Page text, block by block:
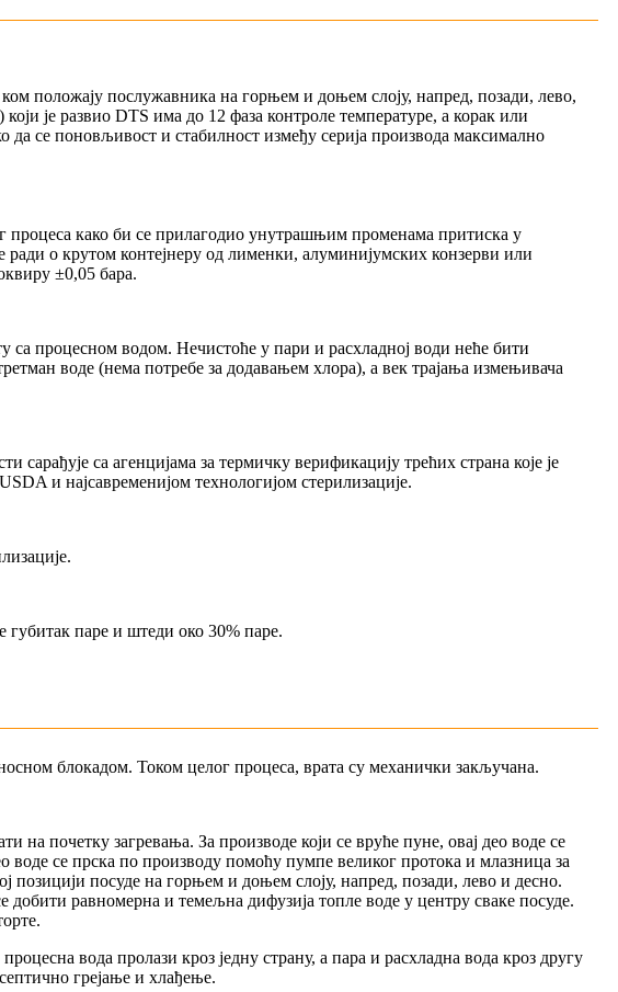
положају послужавника на горњем и доњем слоју, напред, позади, лево,
је развио DTS има до 12 фаза контроле температуре, а корак или
се поновљивост и стабилност између серија производа максимално
процеса како би се прилагодио унутрашњим променама притиска у
о крутом контејнеру од лименки, алуминијумских конзерви или
±0,05 бара.
са процесном водом. Нечистоће у пари и расхладној води неће бити
воде (нема потребе за додавањем хлора), а век трајања измењивача
са агенцијама за термичку верификацију трећих страна које је
и најсавременијом технологијом стерилизације.
губитак паре и штеди око 30% паре.
блокадом. Током целог процеса, врата су механички закључана.
на почетку загревања. За производе који се вруће пуне, овај део воде се
воде се прска по производу помоћу пумпе великог протока и млазница за
позицији посуде на горњем и доњем слоју, напред, позади, лево и десно.
равномерна и темељна дифузија топле воде у центру сваке посуде.
вода пролази кроз једну страну, а пара и расхладна вода кроз другу
грејање и хлађење.